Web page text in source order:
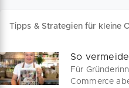
Tipps & Strategien für kleine
Für
Commerce